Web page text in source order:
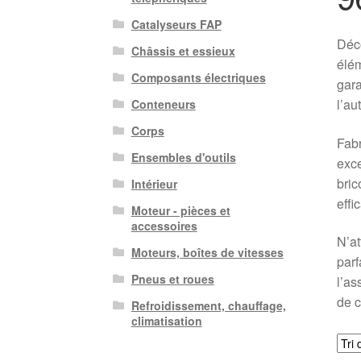
de
Catalyseurs FAP
Châssis et essieux
Composants électriques
Conteneurs
Corps
Ensembles d'outils
Intérieur
Moteur - pièces et
accessoires
Moteurs, boîtes de vitesses
Pneus et roues
Refroidissement, chauffage,
climatisation